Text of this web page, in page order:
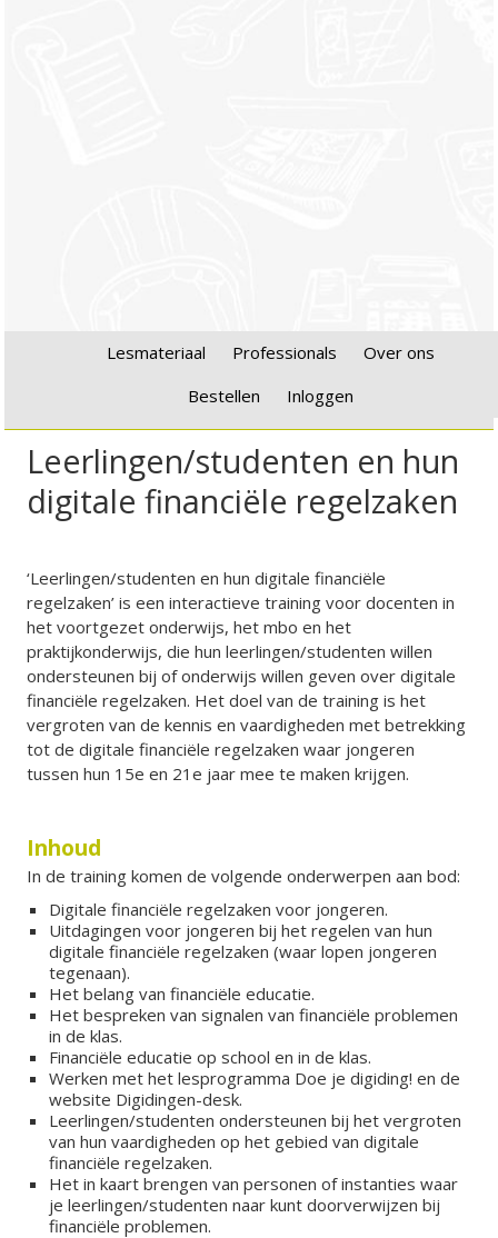
Lesmateriaal Professionals
Over ons
Bestellen
Inloggen
Leerlingen/studenten en hun
digitale financiële regelzaken
‘Leerlingen/studenten en hun digitale financiële
regelzaken’ is een interactieve training voor docenten in
het voortgezet onderwijs, het mbo en het
praktijkonderwijs, die hun leerlingen/studenten willen
ondersteunen bij of onderwijs willen geven over digitale
financiële regelzaken. Het doel van de training is het
vergroten van de kennis en vaardigheden met betrekking
tot de digitale financiële regelzaken waar jongeren
tussen hun 15e en 21e jaar mee te maken krijgen.
Inhoud
In de training komen de volgende onderwerpen aan bod:
Digitale financiële regelzaken voor jongeren.
Uitdagingen voor jongeren bij het regelen van hun
digitale financiële regelzaken (waar lopen jongeren
tegenaan).
Het belang van financiële educatie.
Het bespreken van signalen van financiële problemen
in de klas.
Financiële educatie op school en in de klas.
Werken met het lesprogramma Doe je digiding! en de
website Digidingen-desk.
Leerlingen/studenten ondersteunen bij het vergroten
van hun vaardigheden op het gebied van digitale
financiële regelzaken.
Het in kaart brengen van personen of instanties waar
je leerlingen/studenten naar kunt doorverwijzen bij
financiële problemen.